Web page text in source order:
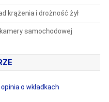
krążenia i drożność żył
samochodowej
o wkładkach